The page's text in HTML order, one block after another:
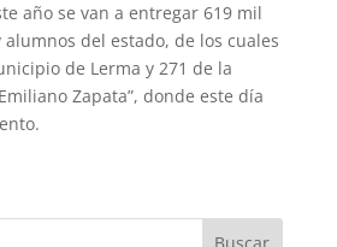
año se van a entregar 619 mil
alumnos del estado, de los cuales
de Lerma y 271 de la
Zapata”, donde este día